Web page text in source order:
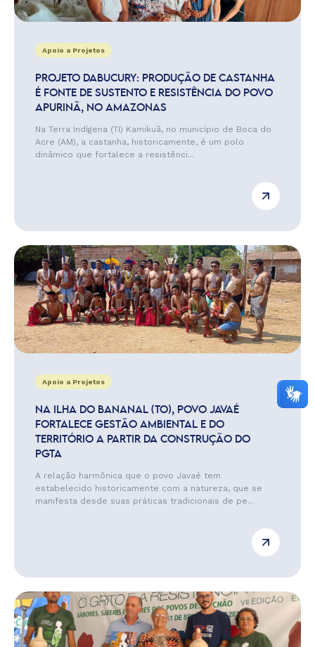
Apoio a Projetos
PROJETO DABUCURY: PRODUÇÃO DE CASTANHA
É FONTE DE SUSTENTO E RESISTÊNCIA DO POVO
APURINÃ, NO AMAZONAS
Na Terra Indígena (TI) Kamikuã, no município de Boca do
Acre (AM), a castanha, historicamente, é um polo
dinâmico que fortalece a resistênci...
Apoio a Projetos
NA ILHA DO BANANAL (TO), POVO JAVAÉ
FORTALECE GESTÃO AMBIENTAL E DO
TERRITÓRIO A PARTIR DA CONSTRUÇÃO DO
PGTA
A relação harmônica que o povo Javaé tem
estabelecido historicamente com a natureza, que se
manifesta desde suas práticas tradicionais de pe...